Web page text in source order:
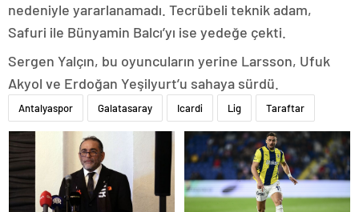
nedeniyle yararlanamadı. Tecrübeli teknik adam,
Safuri ile Bünyamin Balcı’yı ise yedeğe çekti.
Sergen Yalçın, bu oyuncuların yerine Larsson, Ufuk
Akyol ve Erdoğan Yeşilyurt’u sahaya sürdü.
Antalyaspor Galatasaray Icardi Lig Taraftar